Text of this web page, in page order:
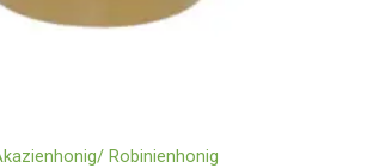
Robinienhonig